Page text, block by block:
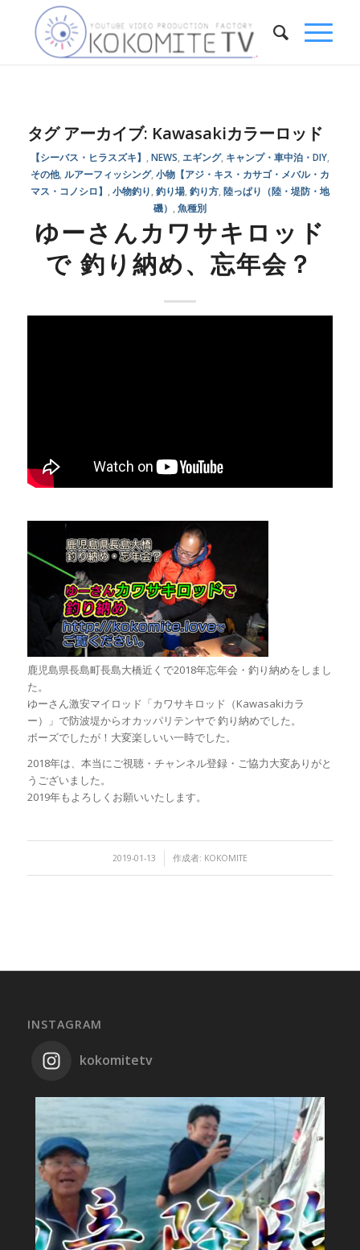
タグ アーカイブ: Kawasakiカラーロッド
【シーバス・ヒラスズキ】 NEWS エギング, キャンプ・車中泊・DIY,
その他, ルアーフィッシング, 小物【アジ・キス・カサゴ・メバル・カ
マス・コノシロ】
小物釣り 釣り場, 釣り方, 陸っぱり（陸・堤防・地
磯）
魚種別
ゆーさんカワサキロッド
で 釣り納め、忘年会？
鹿児島県長島町長島大橋近くで2018年忘年会・釣り納めをしまし
た。
ゆーさん激安マイロッド「カワサキロッド（Kawasakiカラ
ー）」で防波堤からオカッパリテンヤで 釣り納めでした。
ボーズでしたが！大変楽しいい一時でした。
2018年は、本当にご視聴・チャンネル登録・ご協力大変ありがと
うございました。
2019年もよろしくお願いいたします。
2019-01-13
/ 作成者: KOKOMITE
INSTAGRAM
kokomitetv